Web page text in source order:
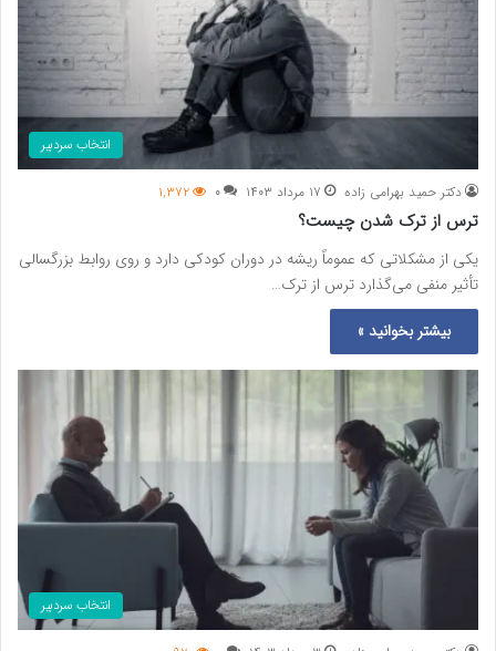
انتخاب سردبیر
دکتر حمید بهرامی زاده ۱۷ مرداد ۱۴۰۳ ۰ ۱,۳۷۲
ترس از ترک شدن چیست؟
یکی از مشکلاتی که عموماً ریشه در دوران کودکی دارد و روی روابط بزرگسالی
تأثیر منفی می‌گذارد ترس از ترک…
بیشتر بخوانید »
انتخاب سردبیر